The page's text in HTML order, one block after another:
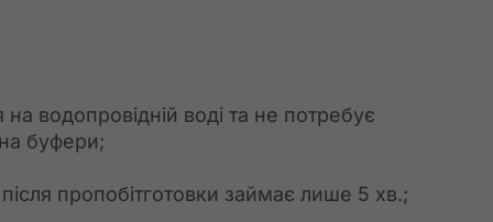
водопровідній воді та не потребує
буфери;
пропобітготовки займає лише 5 хв.;